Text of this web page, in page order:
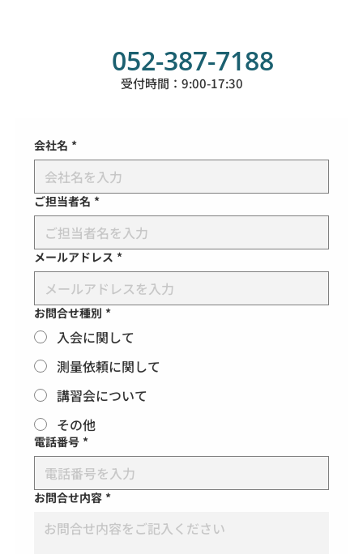
052-387-7188
受付時間：9:00-17:30
会社名 *
ご担当者名 *
メールアドレス *
お問合せ種別 *
入会に関して
測量依頼に関して
講習会について
その他
電話番号 *
お問合せ内容 *